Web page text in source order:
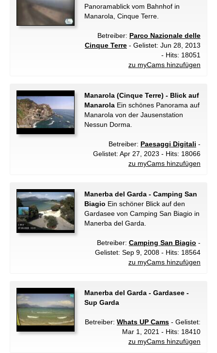
Panoramablick vom Bahnhof in
Manarola, Cinque Terre.
Betreiber: Parco Nazionale delle
Cinque Terre - Gelistet: Jun 28, 2013
- Hits: 18051
zu myCams hinzufügen
Manarola (Cinque Terre) - Blick auf
Manarola Ein schönes Panorama auf
Manarola von der Jausenstation
Nessun Dorma.
Betreiber: Paesaggi Digitali -
Gelistet: Apr 27, 2023 - Hits: 18066
zu myCams hinzufügen
Manerba del Garda - Camping San
Biagio Ein schöner Blick auf den
Gardasee von Camping San Biagio in
Manerba del Garda.
Betreiber: Camping San Biagio -
Gelistet: Sep 9, 2008 - Hits: 18564
zu myCams hinzufügen
Manerba del Garda - Gardasee -
Sup Garda
Betreiber: Whats UP Cams - Gelistet:
Mar 1, 2021 - Hits: 18410
zu myCams hinzufügen